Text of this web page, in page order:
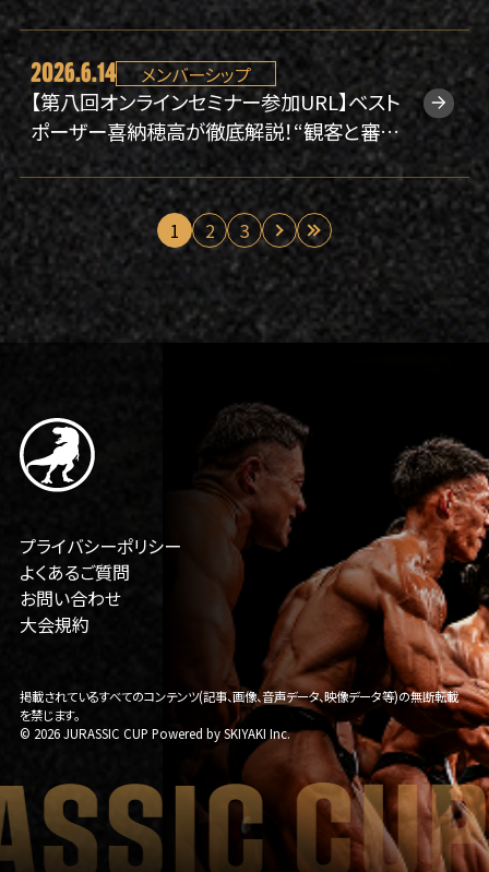
2026.6.14 メンバーシップ
【第八回オンラインセミナー参加URL】ベスト
ポーザー喜納穂高が徹底解説！“観客と審査
員を惹きつけるフリーポーズの作り方”【6/21
(日)開催】
1 2 3 »
プライバシーポリシー
よくあるご質問
お問い合わせ
大会規約
掲載されているすべてのコンテンツ(記事、画像、音声データ、映像データ等)の無断転載
を禁じます。
© 2026 JURASSIC CUP Powered bySKIYAKI Inc.